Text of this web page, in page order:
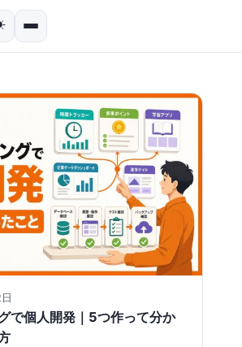
で個人開発｜5つ作って分か